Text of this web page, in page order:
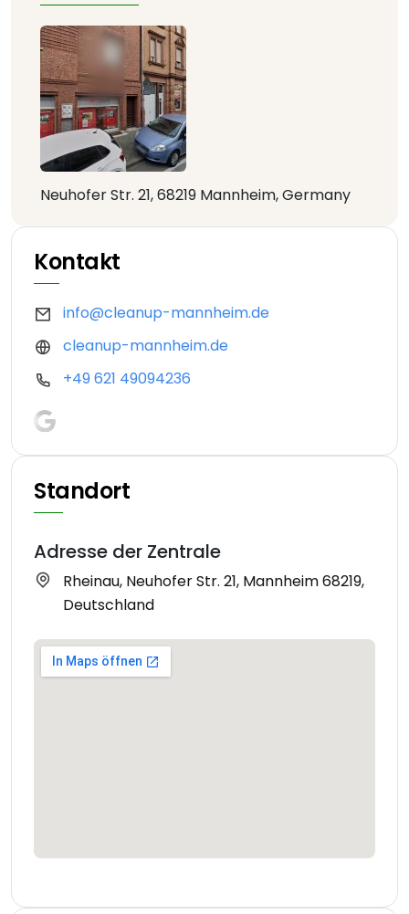
Neuhofer Str. 21, 68219 Mannheim, Germany
Kontakt
info@cleanup-mannheim.de
cleanup-mannheim.de
+49 621 49094236
Standort
Adresse der Zentrale
Rheinau, Neuhofer Str. 21, Mannheim 68219,
Deutschland